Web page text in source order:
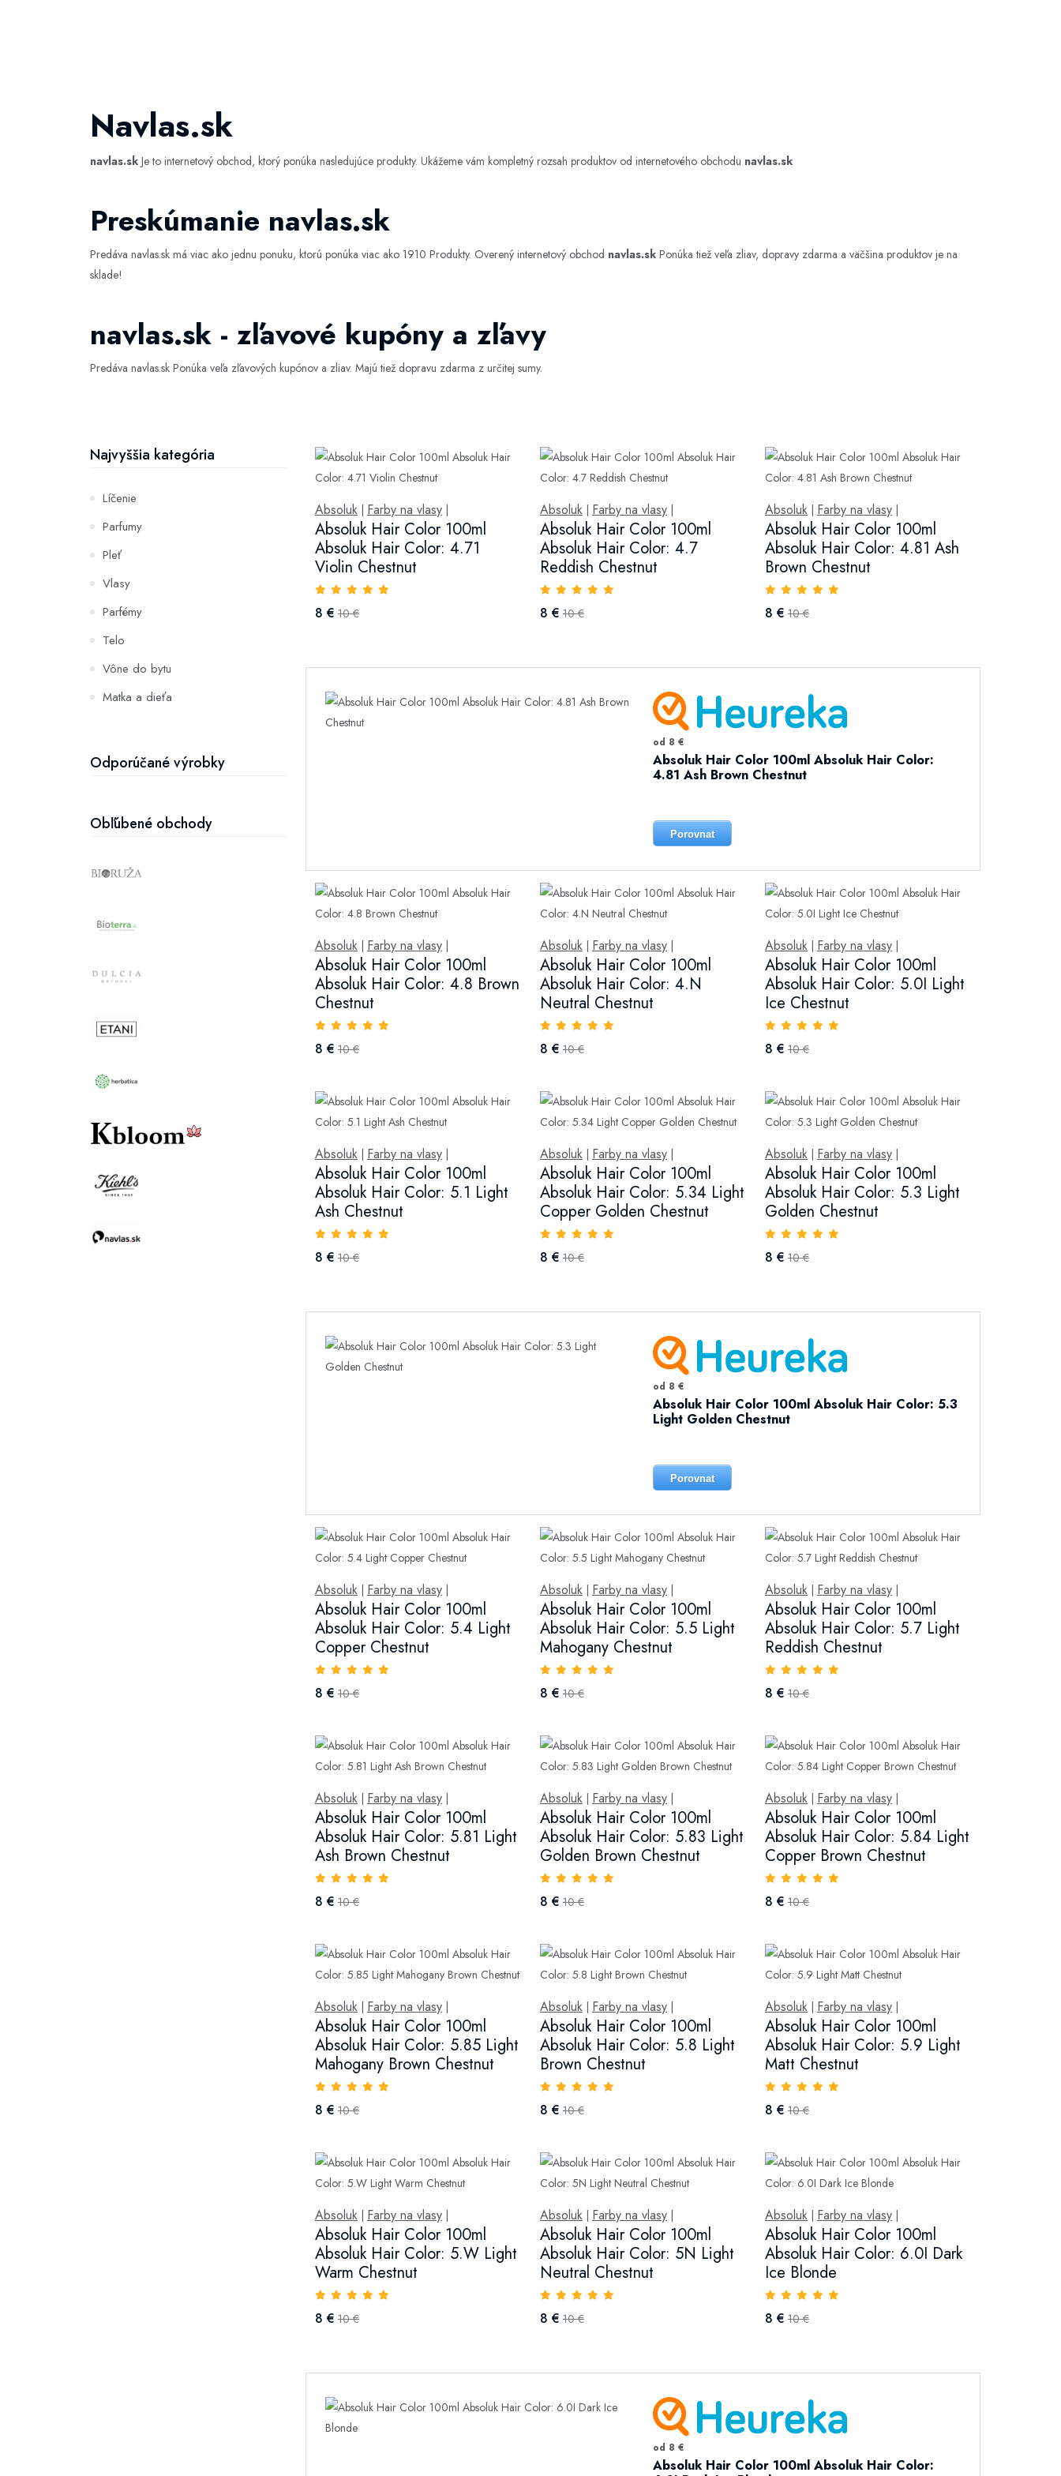
Navlas.sk
navlas.sk Je to internetový obchod, ktorý ponúka nasledujúce produkty. Ukážeme vám kompletný rozsah produktov od internetového obchodu navlas.sk
Preskúmanie navlas.sk
Predáva navlas.sk má viac ako jednu ponuku, ktorú ponúka viac ako 1910 Produkty. Overený internetový obchod navlas.sk Ponúka tiež veľa zliav, dopravy zdarma a väčšina produktov je na
sklade!
navlas.sk - zľavové kupóny a zľavy
Predáva navlas.sk Ponúka veľa zľavových kupónov a zliav. Majú tiež dopravu zdarma z určitej sumy.
Najvyššia kategória
Líčenie
Parfumy
Pleť
Vlasy
Parfémy
Telo
Vône do bytu
Matka a dieťa
Hydratácia a výživa pleti
Odporúčané výrobky
Obľúbené obchody
Absoluk Farby na vlasy
Absoluk Hair Color 100ml
Absoluk Hair Color: 4.71
Violin Chestnut
8 € 10 €
Absoluk| Farby na vlasy|
Absoluk Hair Color 100ml
Absoluk Hair Color: 4.7
Reddish Chestnut
8 € 10 €
Absoluk| Farby na vlasy|
Absoluk Hair Color 100ml
Absoluk Hair Color: 4.81 Ash
Brown Chestnut
8 € 10 €
od 8 €
Absoluk Hair Color 100ml Absoluk Hair Color:
4.81 Ash Brown Chestnut
Porovnat
Absoluk Farby na vlasy
Absoluk Hair Color 100ml
Absoluk Hair Color: 4.8 Brown
Chestnut
8 € 10 €
Absoluk| Farby na vlasy|
Absoluk Hair Color 100ml
Absoluk Hair Color: 4.N
Neutral Chestnut
8 € 10 €
Absoluk| Farby na vlasy|
Absoluk Hair Color 100ml
Absoluk Hair Color: 5.0I Light
Ice Chestnut
8 € 10 €
Absoluk Farby na vlasy
Absoluk Hair Color 100ml
Absoluk Hair Color: 5.1 Light
Ash Chestnut
8 € 10 €
Absoluk| Farby na vlasy|
Absoluk Hair Color 100ml
Absoluk Hair Color: 5.34 Light
Copper Golden Chestnut
8 € 10 €
Absoluk| Farby na vlasy|
Absoluk Hair Color 100ml
Absoluk Hair Color: 5.3 Light
Golden Chestnut
8 € 10 €
od 8 €
Absoluk Hair Color 100ml Absoluk Hair Color: 5.3
Light Golden Chestnut
Porovnat
Absoluk Farby na vlasy
Absoluk Hair Color 100ml
Absoluk Hair Color: 5.4 Light
Copper Chestnut
8 € 10 €
Absoluk| Farby na vlasy|
Absoluk Hair Color 100ml
Absoluk Hair Color: 5.5 Light
Mahogany Chestnut
8 € 10 €
Absoluk| Farby na vlasy|
Absoluk Hair Color 100ml
Absoluk Hair Color: 5.7 Light
Reddish Chestnut
8 € 10 €
Absoluk Farby na vlasy
Absoluk Hair Color 100ml
Absoluk Hair Color: 5.81 Light
Ash Brown Chestnut
8 € 10 €
Absoluk| Farby na vlasy|
Absoluk Hair Color 100ml
Absoluk Hair Color: 5.83 Light
Golden Brown Chestnut
8 € 10 €
Absoluk| Farby na vlasy|
Absoluk Hair Color 100ml
Absoluk Hair Color: 5.84 Light
Copper Brown Chestnut
8 € 10 €
Absoluk Farby na vlasy
Absoluk Hair Color 100ml
Absoluk Hair Color: 5.85 Light
Mahogany Brown Chestnut
8 € 10 €
Absoluk| Farby na vlasy|
Absoluk Hair Color 100ml
Absoluk Hair Color: 5.8 Light
Brown Chestnut
8 € 10 €
Absoluk| Farby na vlasy|
Absoluk Hair Color 100ml
Absoluk Hair Color: 5.9 Light
Matt Chestnut
8 € 10 €
Absoluk Farby na vlasy
Absoluk Hair Color 100ml
Absoluk Hair Color: 5.W Light
Warm Chestnut
8 € 10 €
Absoluk| Farby na vlasy|
Absoluk Hair Color 100ml
Absoluk Hair Color: 5N Light
Neutral Chestnut
8 € 10 €
Absoluk| Farby na vlasy|
Absoluk Hair Color 100ml
Absoluk Hair Color: 6.0I Dark
Ice Blonde
8 € 10 €
od 8 €
Absoluk Hair Color 100ml Absoluk Hair Color: